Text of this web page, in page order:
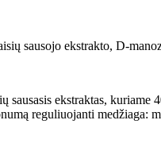
sausojo ekstrakto, D-
ekstraktas,
reguliuojanti medžiaga: